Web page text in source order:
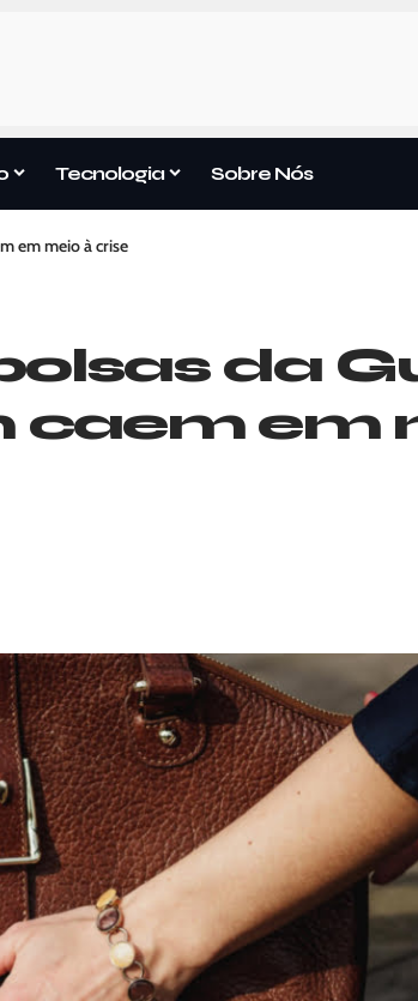
Tecnologia Sobre Nós
em meio à crise
da
caem em